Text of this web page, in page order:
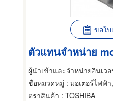
ขอใบ
ตัวแทนจำหน่าย
ผู้นำเข้าและจำหน่ายอินเว
ชื่อหมวดหมู่ : มอเตอร์ไฟฟ้า,เครื่องปรั
ตราสินค้า : TOSHIBA